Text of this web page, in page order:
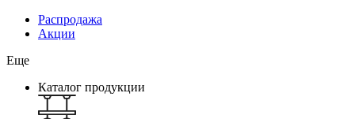
Распродажа
Акции
Еще
Каталог продукции